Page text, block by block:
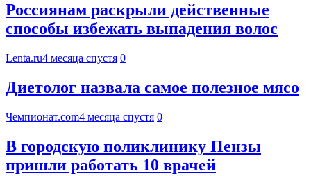
Россиянам раскрыли действенные
способы избежать выпадения волос
Lenta.ru4 месяца спустя 0
Диетолог назвала самое полезное мясо
Чемпионат.com4 месяца спустя 0
В городскую поликлинику Пензы
пришли работать 10 врачей